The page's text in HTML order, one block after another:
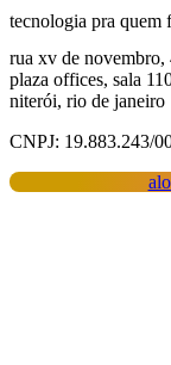
tecnologia pra quem
rua xv de novembro,
plaza offices, sala
niterói, rio de janeiro
CNPJ: 19.883.243/